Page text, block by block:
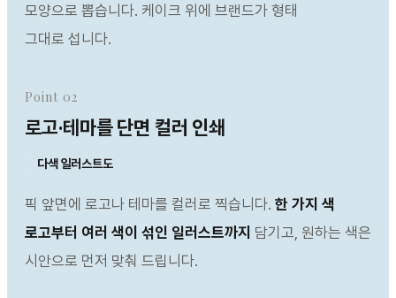
모양으로 뽑습니다. 케이크 위에 브랜드가 형태
그대로 섭니다.
Point 02
로고·테마를 단면 컬러 인쇄
다색 일러스트도
픽 앞면에 로고나 테마를 컬러로 찍습니다. 한 가지 색
로고부터 여러 색이 섞인 일러스트까지 담기고, 원하는 색은
시안으로 먼저 맞춰 드립니다.